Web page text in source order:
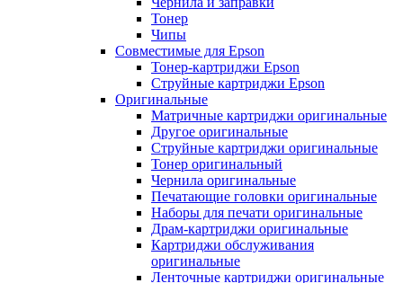
Тонер
Чипы
Совместимые для Epson
Тонер-картриджи Epson
Струйные картриджи Epson
Оригинальные
Матричные картриджи оригинальные
Другое оригинальные
Струйные картриджи оригинальные
Тонер оригинальный
Чернила оригинальные
Печатающие головки оригинальные
Наборы для печати оригинальные
Драм-картриджи оригинальные
Картриджи обслуживания
оригинальные
Ленточные картриджи оригинальные